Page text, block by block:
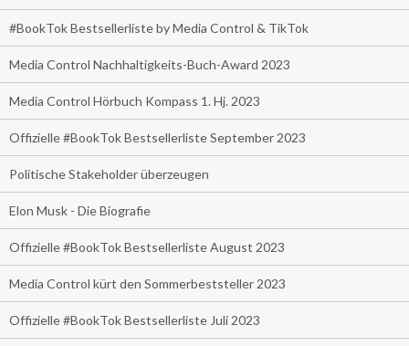
#BookTok Bestsellerliste by Media Control & TikTok
Media Control Nachhaltigkeits-Buch-Award 2023
Media Control Hörbuch Kompass 1. Hj. 2023
Offizielle #BookTok Bestsellerliste September 2023
Politische Stakeholder überzeugen
Elon Musk - Die Biografie
Offizielle #BookTok Bestsellerliste August 2023
Media Control kürt den Sommerbeststeller 2023
Offizielle #BookTok Bestsellerliste Juli 2023